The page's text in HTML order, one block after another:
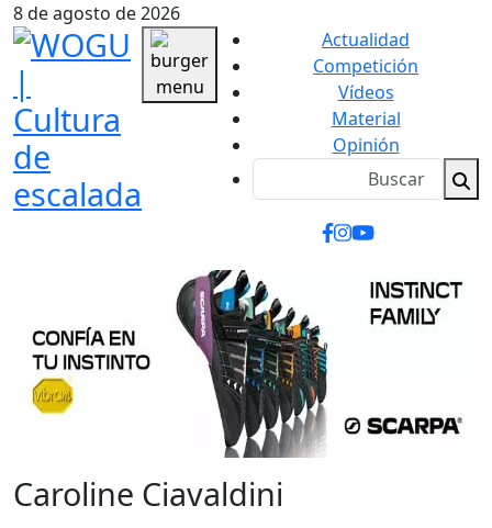
8 de agosto de 2026
Actualidad
Competición
Vídeos
Material
Opinión
Caroline Ciavaldini